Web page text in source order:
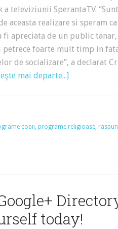
a televiziunii SperantaTV.
aceasta realizare si speram
fi apreciata de un public
foarte mult timp in
de socializare”, a declarat
mai departe...]
copii, programe religioase,
today!